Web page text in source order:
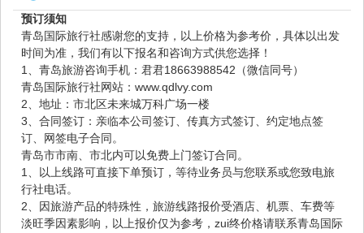
预订须知
青岛国际旅行社感谢您的支持，以上价格为参考价，具体以出发
时间为准，我们有以下报名和咨询方式供您选择！
1、青岛旅游咨询手机：君君18663988542（微信同号）
青岛国际旅行社网站：www.qdlvy.com
2、地址：市北区未来城万科广场一楼
3、合同签订：亲临本公司签订、传真方式签订、约定地点签
订、网签电子合同。
青岛市市南、市北内可以免费上门签订合同。
1、以上线路可直接下单预订，等待业务员与您联系或您致电旅
行社电话。
2、因旅游产品的特殊性，旅游线路报价受酒店、机票、车费等
淡旺季因素影响，以上报价仅为参考，zui终价格请联系青岛国际